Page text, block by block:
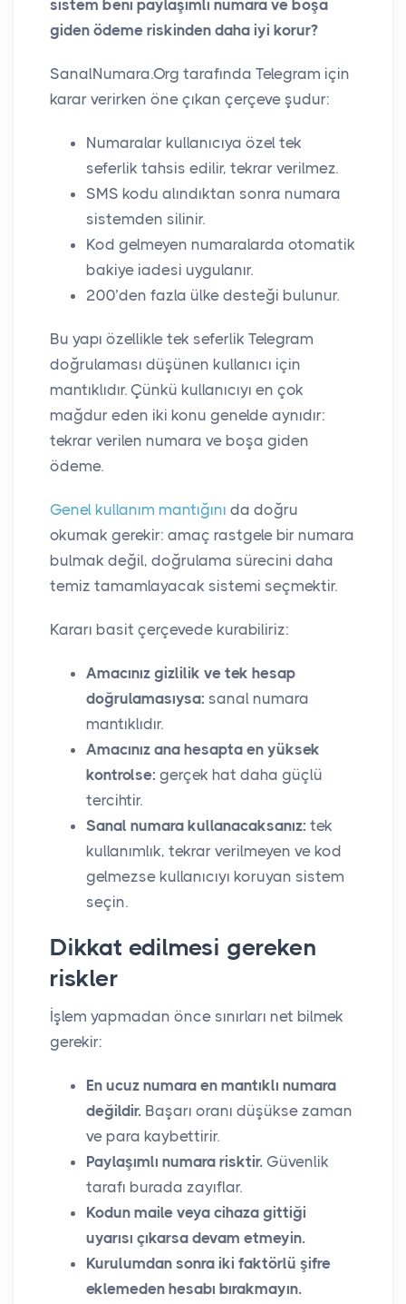
sistem beni paylaşımlı numara ve boşa
giden ödeme riskinden daha iyi korur?
SanalNumara.Org tarafında Telegram için
karar verirken öne çıkan çerçeve şudur:
Numaralar kullanıcıya özel tek
seferlik tahsis edilir, tekrar verilmez.
SMS kodu alındıktan sonra numara
sistemden silinir.
Kod gelmeyen numaralarda otomatik
bakiye iadesi uygulanır.
200’den fazla ülke desteği bulunur.
Bu yapı özellikle tek seferlik Telegram
doğrulaması düşünen kullanıcı için
mantıklıdır. Çünkü kullanıcıyı en çok
mağdur eden iki konu genelde aynıdır:
tekrar verilen numara ve boşa giden
ödeme.
Genel kullanım mantığını da doğru
okumak gerekir: amaç rastgele bir numara
bulmak değil, doğrulama sürecini daha
temiz tamamlayacak sistemi seçmektir.
Kararı basit çerçevede kurabiliriz:
Amacınız gizlilik ve tek hesap
doğrulamasıysa: sanal numara
mantıklıdır.
Amacınız ana hesapta en yüksek
kontrolse: gerçek hat daha güçlü
tercihtir.
Sanal numara kullanacaksanız: tek
kullanımlık, tekrar verilmeyen ve kod
gelmezse kullanıcıyı koruyan sistem
seçin.
Dikkat edilmesi gereken
riskler
İşlem yapmadan önce sınırları net bilmek
gerekir:
En ucuz numara en mantıklı numara
değildir. Başarı oranı düşükse zaman
ve para kaybettirir.
Paylaşımlı numara risktir. Güvenlik
tarafı burada zayıflar.
Kodun maile veya cihaza gittiği
uyarısı çıkarsa devam etmeyin.
Kurulumdan sonra iki faktörlü şifre
eklemeden hesabı bırakmayın.